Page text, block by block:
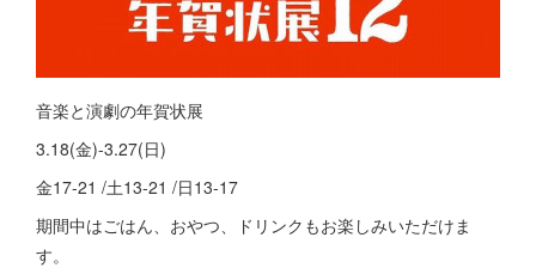
音楽と演劇の年賀状展
3.18(金)-3.27(日)
金17-21 /土13-21 /日13-17
期間中はごはん、おやつ、ドリンクもお楽しみいただけま
す。